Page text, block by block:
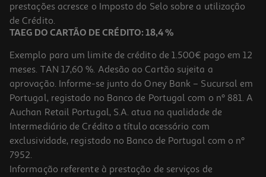
1,95 €
prestações acresce o Imposto do Selo sobre a utilização
de Crédito.
TAEG DO CARTÃO DE CRÉDITO: 18,4 %
Exemplo para um limite de crédito de 1.500€ pago em 12
meses. TAN 17,60 %. Adesão ao Cartão sujeita a
aprovação. Informe-se junto do Oney Bank – Sucursal em
Portugal, registado no Banco de Portugal com o nº 881. A
Auchan Retail Portugal, S.A. atua na qualidade de
Intermediário de Crédito a título acessório com
exclusividade, registado no Banco de Portugal com o nº
7952.
Informação referente à prestação de serviços de